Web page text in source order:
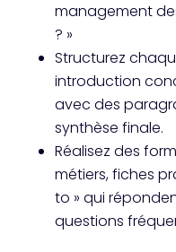
management
? »
Structurez
introduction
avec des
synthèse finale.
Réalisez des
métiers, fiches
to » qui
questions